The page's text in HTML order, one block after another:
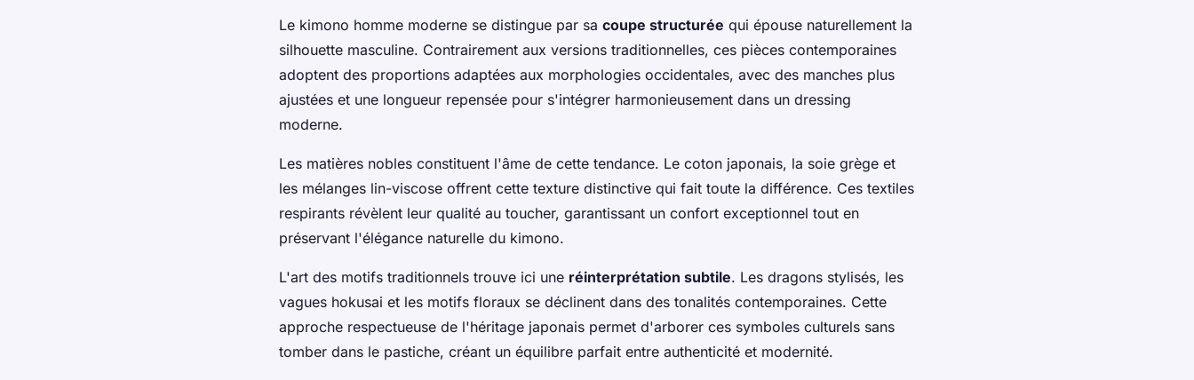
Le kimono homme moderne se distingue par sa coupe structurée qui épouse naturellement la
silhouette masculine. Contrairement aux versions traditionnelles, ces pièces contemporaines
adoptent des proportions adaptées aux morphologies occidentales, avec des manches plus
ajustées et une longueur repensée pour s'intégrer harmonieusement dans un dressing
moderne.
Les matières nobles constituent l'âme de cette tendance. Le coton japonais, la soie grège et
les mélanges lin-viscose offrent cette texture distinctive qui fait toute la différence. Ces textiles
respirants révèlent leur qualité au toucher, garantissant un confort exceptionnel tout en
préservant l'élégance naturelle du kimono.
L'art des motifs traditionnels trouve ici une réinterprétation subtile. Les dragons stylisés, les
vagues hokusai et les motifs floraux se déclinent dans des tonalités contemporaines. Cette
approche respectueuse de l'héritage japonais permet d'arborer ces symboles culturels sans
tomber dans le pastiche, créant un équilibre parfait entre authenticité et modernité.